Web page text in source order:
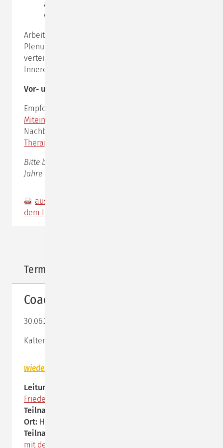
aus innerem Gegeneinander ein Miteinander
werden kann.
Arbeitsweise: Vorträge und Live-Demonstrationen im
Plenum, Live-Beratungen in Kleingruppen mit
verteilten Rollen (Protagonist:in, Kontexterkundung,
Inneres-Team-Erkundung, weiterführende Beratung).
Vor- und Nachbereitung
Empfohlen wird die vorherige Lektüre von
Miteinander reden 3
Nachbereitung eignet sich
Therapie
Bitte beachten Sie: Dieses Seminar wird nur alle 2
Jahre angeboten!
ausführliche Seminarbeschreibung Coaching mit
dem Inneren Team 2
Termine für dieses Seminar
Coaching mit dem Inneren Team 2
30.06.2025 11:00–03.07.2025 12:45
Kaltenkirchen
wieder ein Platz frei geworden!
Leitung:
Friedemann Schulz von Thun
Teilnahmegebühr:
Ort: Hamburg-Rissen,
Teilnahmevoraussetzung:
mit dem Inneren Team 1